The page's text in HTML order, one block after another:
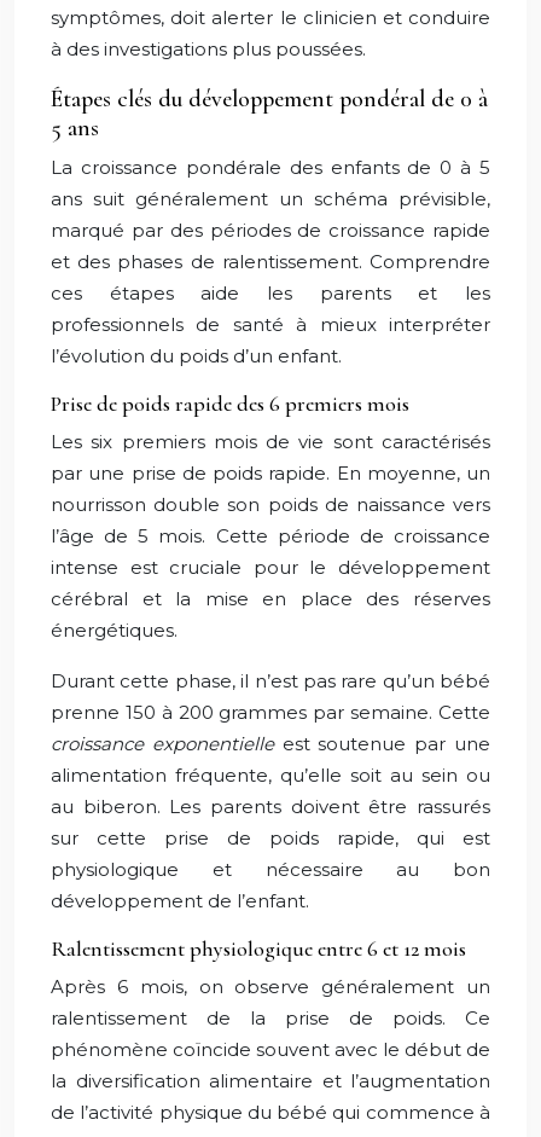
symptômes, doit alerter le clinicien et conduire
à des investigations plus poussées.
Étapes clés du développement pondéral de 0 à
5 ans
La croissance pondérale des enfants de 0 à 5
ans suit généralement un schéma prévisible,
marqué par des périodes de croissance rapide
et des phases de ralentissement. Comprendre
ces étapes aide les parents et les
professionnels de santé à mieux interpréter
l’évolution du poids d’un enfant.
Prise de poids rapide des 6 premiers mois
Les six premiers mois de vie sont caractérisés
par une prise de poids rapide. En moyenne, un
nourrisson double son poids de naissance vers
l’âge de 5 mois. Cette période de croissance
intense est cruciale pour le développement
cérébral et la mise en place des réserves
énergétiques.
Durant cette phase, il n’est pas rare qu’un bébé
prenne 150 à 200 grammes par semaine. Cette
croissance exponentielle est soutenue par une
alimentation fréquente, qu’elle soit au sein ou
au biberon. Les parents doivent être rassurés
sur cette prise de poids rapide, qui est
physiologique et nécessaire au bon
développement de l’enfant.
Ralentissement physiologique entre 6 et 12 mois
Après 6 mois, on observe généralement un
ralentissement de la prise de poids. Ce
phénomène coïncide souvent avec le début de
la diversification alimentaire et l’augmentation
de l’activité physique du bébé qui commence à